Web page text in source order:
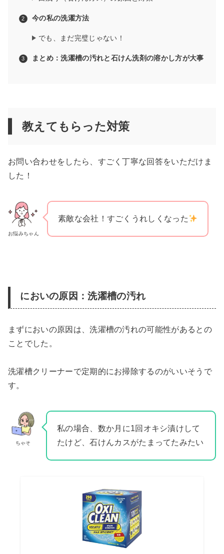
今の私の洗濯方法
でも、まだ完璧じゃない！
まとめ：洗濯槽の汚れと石けん洗剤の溶かし方が大事
教えてもらった対策
お問い合わせをしたら、すごく丁寧な回答をいただけま
した！
お悩みちゃん
素敵な会社！すごくうれしくなった
においの原因：洗濯槽の汚れ
まずにおいの原因は、洗濯槽の汚れの可能性があるとの
ことでした。
洗濯槽クリーナーで定期的にお掃除するのがいいそうで
す。
ちゃそ
私の場合、数か月に1回オキシ漬けして
たけど、石けんカスがたまってたみたい